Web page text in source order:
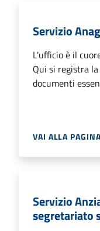
Servizio
L'ufficio è il
Qui si registra
documenti
VAI ALLA PAGINA
Servizio
segretariato